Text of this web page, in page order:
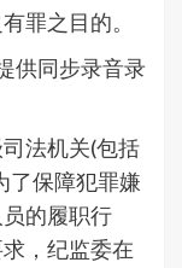
罪之目的。
供同步录音录
法机关(包括
了保障犯罪嫌
的履职行
，纪监委在